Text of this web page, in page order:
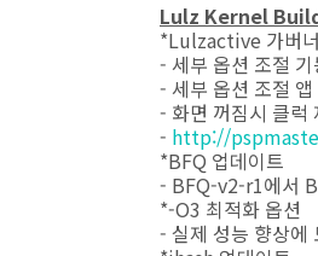
Lulz Kernel
*Lulzactive 가버
- 세부 옵션 조절
- 세부 옵션 조절 앱
- 화면 꺼짐시 클
- http://
*BFQ 업데이트
- BFQ-v2-r1에서
*-O3 최적화 옵션
- 실제 성능 향상에